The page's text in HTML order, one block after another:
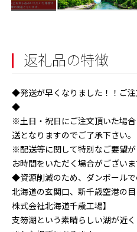
返礼品の特徴
◆発送が早くなりました！！ご
◆
※土日・祝日にご注文頂いた場
送となりますのでご了承下さい。
※配送等に関して特別なご要望
お時間をいただく場合がございま
◆資源削減のため、ダンボール
北海道の玄関口、新千歳空港の
株式会社北海道千歳工場】
支笏湖という素晴らしい湖が近